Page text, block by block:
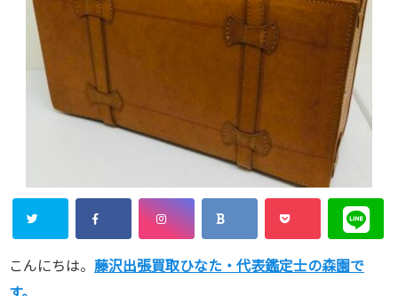
こんにちは。 藤沢出張買取ひなた・代表鑑定士の森園で
す。